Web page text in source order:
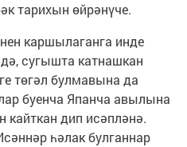
тарихын өйрәнүче.
каршылаганга инде
сугышта катнашкан
төгәл булмавына да
буенча Япанча авылына
кайткан дип исәпләнә.
һәлак булганнар